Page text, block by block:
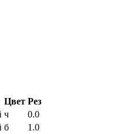
Цвет Рез
ч
0.0
б
1.0